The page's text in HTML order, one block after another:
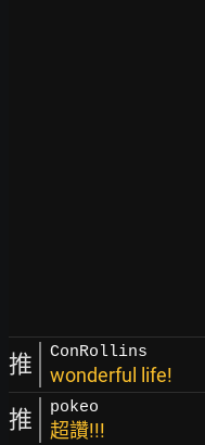
推 ConRollins
wonderful life!
推 pokeo
超讚!!!